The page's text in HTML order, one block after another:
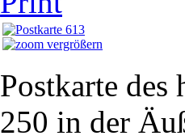
vergrößern
Postkarte des
250 in der